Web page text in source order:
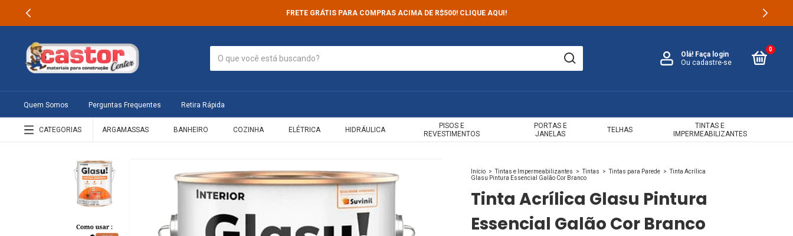
FRETE GRÁTIS PARA COMPRAS ACIMA DE R$500! CLIQUE AQUI!
Olá! Faça login
Ou cadastre-se
0
Quem Somos Perguntas Frequentes Retira Rápida
CATEGORIAS ARGAMASSAS BANHEIRO COZINHA ELÉTRICA HIDRÁULICA
PISOS E
REVESTIMENTOS
PORTAS E
JANELAS
TELHAS
TINTAS E
IMPERMEABILIZANTES
Início > Tintas e Impermeabilizantes > Tintas > Tintas para Parede > Tinta Acrílica
Glasu Pintura Essencial Galão Cor Branco
Tinta Acrílica Glasu Pintura
Essencial Galão Cor Branco